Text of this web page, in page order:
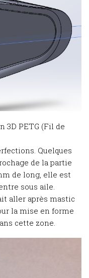
3D PETG (Fil de
Quelques
de la partie
de long, elle est
sous aile.
aller après mastic
la mise en forme
cette zone.